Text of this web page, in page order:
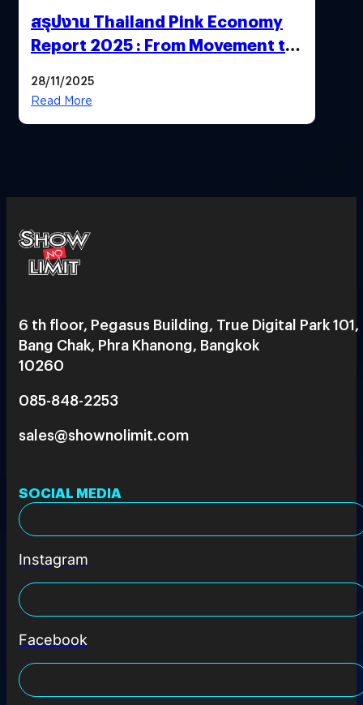
สรุปงาน Thailand Pink Economy
Report 2025 : From Movement to
28/11/2025
Read More
6 th floor, Pegasus Building, True Digital Park 101,
Bang Chak, Phra Khanong, Bangkok
10260
085-848-2253
sales@shownolimit.com
SOCIAL MEDIA
Instagram
Facebook